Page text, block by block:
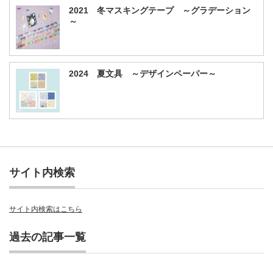
2021 冬マスキングテープ ～グラデーション
～
2024 夏文具 ～デザインペーパー～
サイト内検索
サイト内検索はこちら
過去の記事一覧